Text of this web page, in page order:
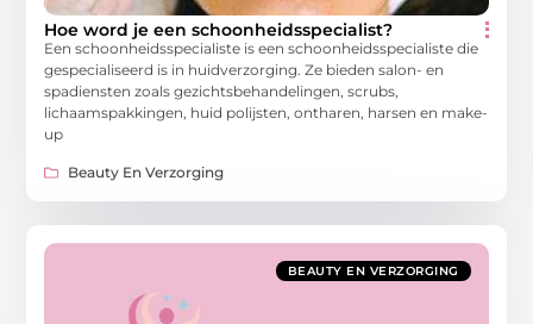
Hoe word je een schoonheidsspecialist?
Een schoonheidsspecialiste is een schoonheidsspecialiste die
gespecialiseerd is in huidverzorging. Ze bieden salon- en
spadiensten zoals gezichtsbehandelingen, scrubs,
lichaamspakkingen, huid polijsten, ontharen, harsen en make-
up
Beauty En Verzorging
BEAUTY EN VERZORGING